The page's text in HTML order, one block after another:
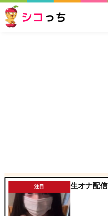
シコ っち
注目 生オナ配信